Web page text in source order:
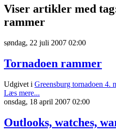
Viser artikler med
rammer
søndag, 22 juli 2007 02:00
Tornadoen rammer
Udgivet i Greensburg tornadoen 4.
Læs mere...
onsdag, 18 april 2007 02:00
Outlooks, watches,